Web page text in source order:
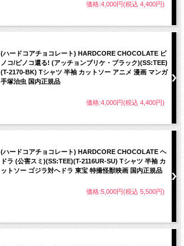
価格:4,000円(税込 4,400円)
(ハードコアチョコレート) HARDCORE CHOCOLATE ピ
ノコ/ピノコ還る! (アッチョンブリケ・ブラック)(SS:TEE)
(T-2170-BK) Tシャツ 半袖 カットソー アニメ 漫画 マンガ
手塚治虫 国内正規品
価格:4,000円(税込 4,400円)
(ハードコアチョコレート) HARDCORE CHOCOLATE ヘ
ドラ (公害スミ)(SS:TEE)(T-2116UR-SU) Tシャツ 半袖 カ
ットソー ゴジラ対ヘドラ 東宝 特撮怪獣映画 国内正規品
価格:5,000円(税込 5,500円)